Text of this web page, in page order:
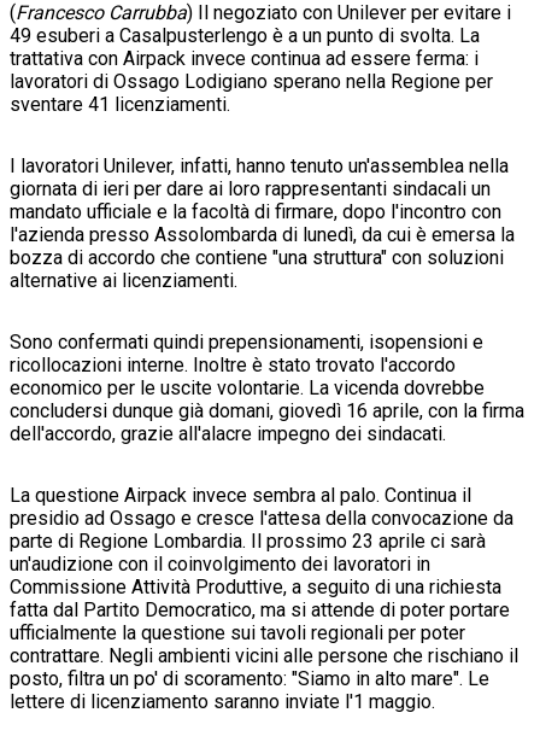
(Francesco Carrubba) Il negoziato con Unilever per evitare i
49 esuberi a Casalpusterlengo è a un punto di svolta. La
trattativa con Airpack invece continua ad essere ferma: i
lavoratori di Ossago Lodigiano sperano nella Regione per
sventare 41 licenziamenti.
I lavoratori Unilever, infatti, hanno tenuto un'assemblea nella
giornata di ieri per dare ai loro rappresentanti sindacali un
mandato ufficiale e la facoltà di firmare, dopo l'incontro con
l'azienda presso Assolombarda di lunedì, da cui è emersa la
bozza di accordo che contiene "una struttura" con soluzioni
alternative ai licenziamenti.
Sono confermati quindi prepensionamenti, isopensioni e
ricollocazioni interne. Inoltre è stato trovato l'accordo
economico per le uscite volontarie. La vicenda dovrebbe
concludersi dunque già domani, giovedì 16 aprile, con la firma
dell'accordo, grazie all'alacre impegno dei sindacati.
La questione Airpack invece sembra al palo. Continua il
presidio ad Ossago e cresce l'attesa della convocazione da
parte di Regione Lombardia. Il prossimo 23 aprile ci sarà
un'audizione con il coinvolgimento dei lavoratori in
Commissione Attività Produttive, a seguito di una richiesta
fatta dal Partito Democratico, ma si attende di poter portare
ufficialmente la questione sui tavoli regionali per poter
contrattare. Negli ambienti vicini alle persone che rischiano il
posto, filtra un po' di scoramento: "Siamo in alto mare". Le
lettere di licenziamento saranno inviate l'1 maggio.